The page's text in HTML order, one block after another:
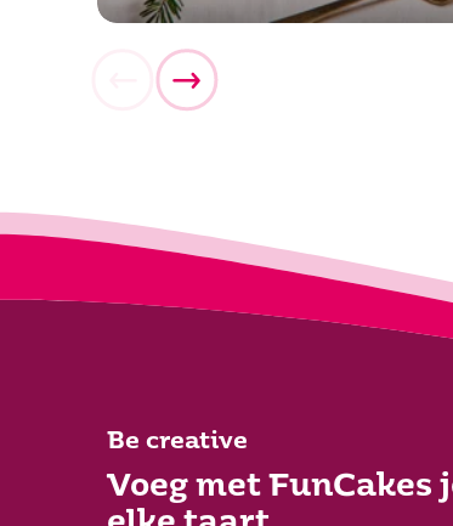
Be creative
Voeg met